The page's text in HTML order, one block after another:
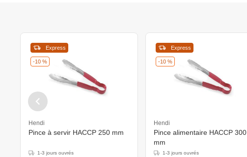
-10 %
Express
Hendi
Pince à servir HACCP 250 mm
1-3 jours ouvrés
-10 %
Express
Hendi
Pince alimentaire HACCP 300
mm
1-3 jours ouvrés